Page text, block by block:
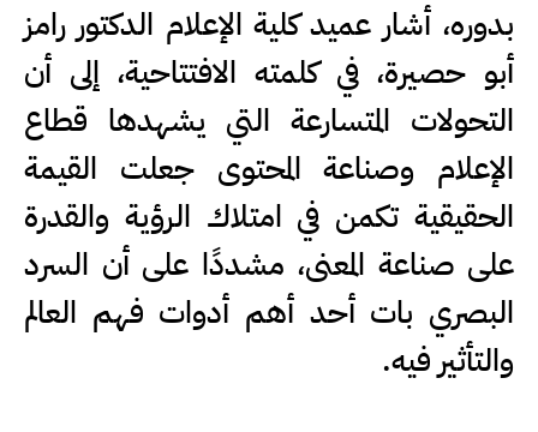
بدوره، أشار عميد كلية الإعلام الدكتور رامز
أبو حصيرة، في كلمته الافتتاحية، إلى أن
التحولات المتسارعة التي يشهدها قطاع
الإعلام وصناعة المحتوى جعلت القيمة
الحقيقية تكمن في امتلاك الرؤية والقدرة
على صناعة المعنى، مشددًا على أن السرد
البصري بات أحد أهم أدوات فهم العالم
والتأثير فيه.